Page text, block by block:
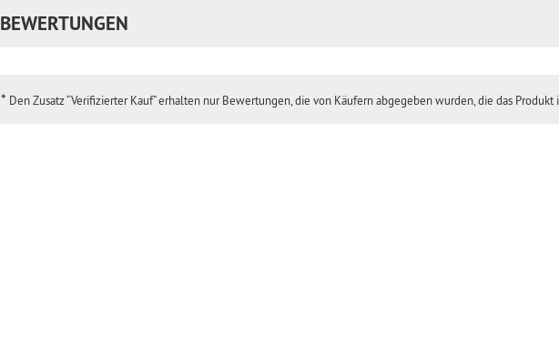
BEWERTUNGEN
* Den Zusatz “Verifizierter Kauf” erhalten nur Bewertungen, die von Käufern abgegeben wurden, die das